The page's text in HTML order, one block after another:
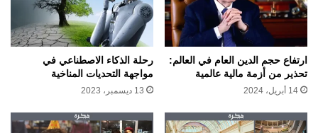
ارتفاع حجم الدين العام في العالم:
تحذير من أزمة مالية عالمية
14 أبريل، 2024
رحلة الذكاء الاصطناعي في
مواجهة التحديات المناخية
13 ديسمبر، 2023